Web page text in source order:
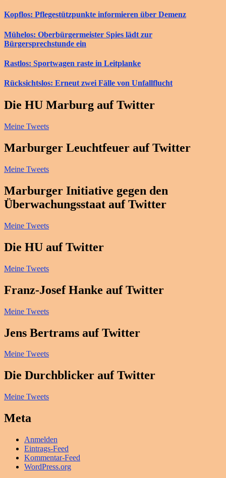
Kopflos: Pflegestützpunkte informieren über Demenz
Mühelos: Oberbürgermeister Spies lädt zur
Bürgersprechstunde ein
Rastlos: Sportwagen raste in Leitplanke
Rücksichtslos: Erneut zwei Fälle von Unfallflucht
Die HU Marburg auf Twitter
Meine Tweets
Marburger Leuchtfeuer auf Twitter
Meine Tweets
Marburger Initiative gegen den
Überwachungsstaat auf Twitter
Meine Tweets
Die HU auf Twitter
Meine Tweets
Franz-Josef Hanke auf Twitter
Meine Tweets
Jens Bertrams auf Twitter
Meine Tweets
Die Durchblicker auf Twitter
Meine Tweets
Meta
Anmelden
Eintrags-Feed
Kommentar-Feed
WordPress.org